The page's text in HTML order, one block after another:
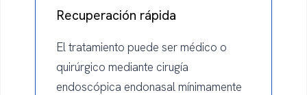
Recuperación rápida
El tratamiento puede ser médico o
quirúrgico mediante cirugía
endoscópica endonasal mínimamente